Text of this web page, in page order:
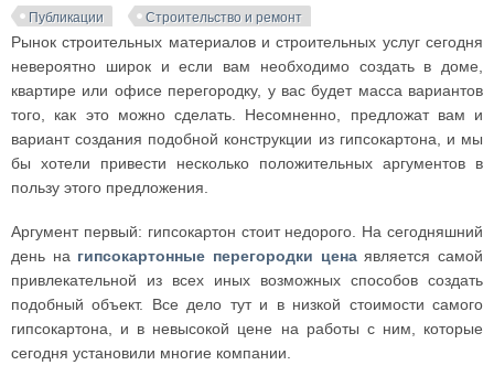
Публикации Строительство и ремонт
Рынок строительных материалов и строительных услуг сегодня
невероятно широк и если вам необходимо создать в доме,
квартире или офисе перегородку, у вас будет масса вариантов
того, как это можно сделать. Несомненно, предложат вам и
вариант создания подобной конструкции из гипсокартона, и мы
бы хотели привести несколько положительных аргументов в
пользу этого предложения.
Аргумент первый: гипсокартон стоит недорого. На сегодняшний
день на гипсокартонные перегородки ценаявляется самой
привлекательной из всех иных возможных способов создать
подобный объект. Все дело тут и в низкой стоимости самого
гипсокартона, и в невысокой цене на работы с ним, которые
сегодня установили многие компании.